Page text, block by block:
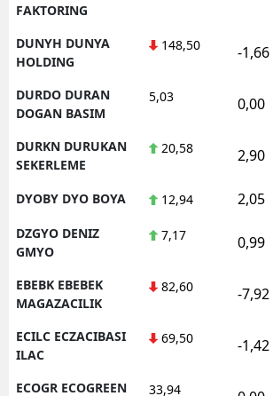
FAKTORING
DUNYH DUNYA
HOLDING
148,50 -1,66
DURDO DURAN
DOGAN BASIM
5,03 0,00
DURKN DURUKAN
SEKERLEME
20,58 2,90
DYOBY DYO BOYA 12,94 2,05
DZGYO DENIZ
GMYO
7,17 0,99
EBEBK EBEBEK
MAGAZACILIK
82,60 -7,92
ECILC ECZACIBASI
ILAC
69,50 -1,42
ECOGR ECOGREEN
33,94